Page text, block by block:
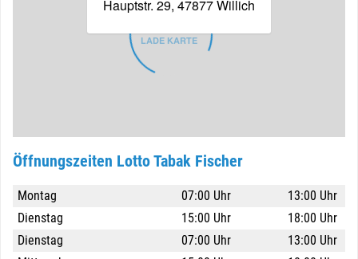
LADE KARTE
Hauptstr. 29, 47877 Willich
Öffnungszeiten Lotto Tabak Fischer
Montag 07:00 Uhr
13:00 Uhr
Dienstag
15:00 Uhr
18:00 Uhr
Dienstag
07:00 Uhr
13:00 Uhr